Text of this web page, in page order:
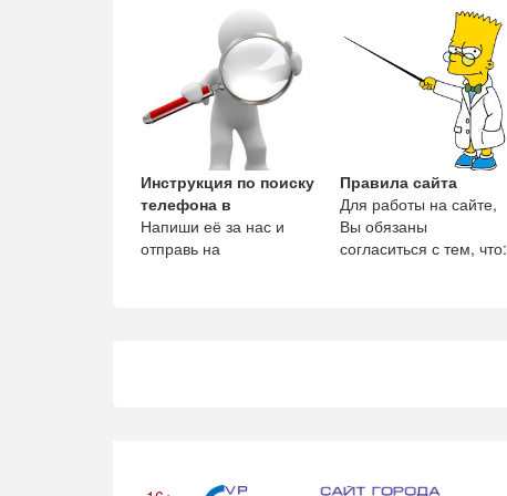
предпринимателям
размещать информа
Инструкция по поиску
телефона в
Напиши её за нас и
отправь на
Правила сайта
Для работы на сайте,
Вы обязаны
согласиться с тем, что: